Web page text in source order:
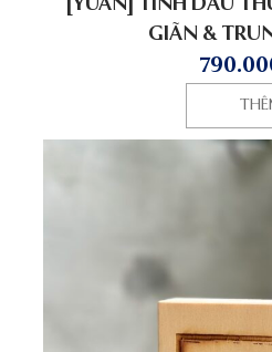
[YUAN] TINH DẦU
GIÃN &